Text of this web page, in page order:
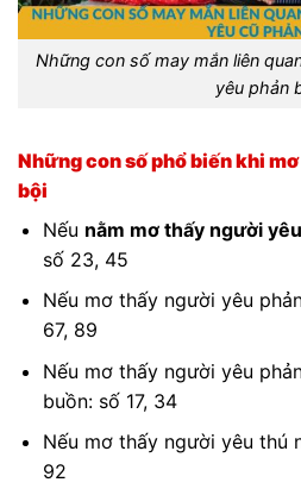
Những con số may mắn liên
yêu phản
Những con số phổ biến khi
bội
Nếu nằm mơ thấy người
số 23, 45
Nếu mơ thấy người yêu
67, 89
Nếu mơ thấy người yêu
buồn: số 17, 34
Nếu mơ thấy người yêu thú
92